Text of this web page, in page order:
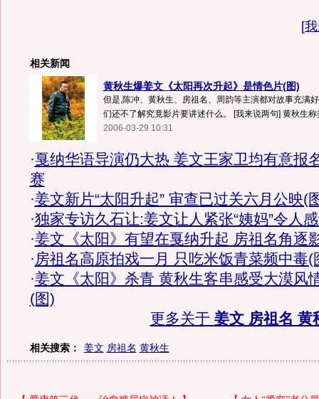
[
相关新闻
黄秋生爆姜文《太阳再次升起》是情色片(图)
但是,陈冲、黄秋生、房祖名、周韵等主演都对故事充满
们还不了解究竟影片要讲述什么。 [我来说两句] 黄秋生称
2006-03-29 10:31
·戛纳华语导演仍大热 姜文王家卫均有意报
赛
·姜文新片“太阳升起” 审查已过关六月公映(
·独家专访久石让:姜文让人紧张“姨妈”令人
·姜文《太阳》有望在戛纳升起 房祖名角逐
·房祖名高原拍戏一月 只吃米饭青菜频中毒(
·姜文《太阳》杀青 黄秋生客串感受大漠风
(图)
更多关于 姜文 房祖名 黄
相关搜索： 姜文 房祖名 黄秋生